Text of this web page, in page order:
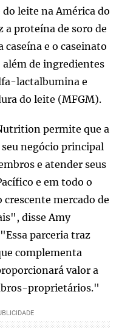
leite na América do
a proteína de soro de
e o caseinato
além de ingredientes
lactalbumina e
do leite (MFGM).
permite que a
negócio principal
e atender seus
e em todo o
mercado de
disse Amy
parceria traz
complementa
valor a
proprietários."